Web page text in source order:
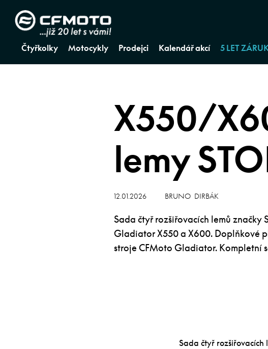
Čtyřkolky Motocykly Prodejci Kalendář akcí 5 LET
X550/
lemy
12.01.2026 BRUNO DIRBÁK
Sada čtyř rozšiřovacích lemů značky
Gladiator X550 a X600. Doplňkové
stroje CFMoto Gladiator. Kompletní
Sada čtyř rozšiřovacích